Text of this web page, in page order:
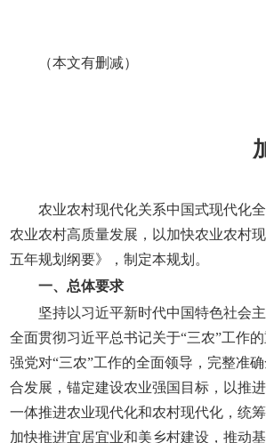
（本文有删减）
农业农村现代化关系中国式现代化
农业农村高质量发展，以加快农业农村
五年规划纲要》，制定本规划。
一、总体要求
坚持以习近平新时代中国特色社会
全面贯彻习近平总书记关于“三农”工作
强党对“三农”工作的全面领导，完整准
合发展，锚定建设农业强国目标，以推
一体推进农业现代化和农村现代化，统
加快推进宜居宜业和美乡村建设，推动